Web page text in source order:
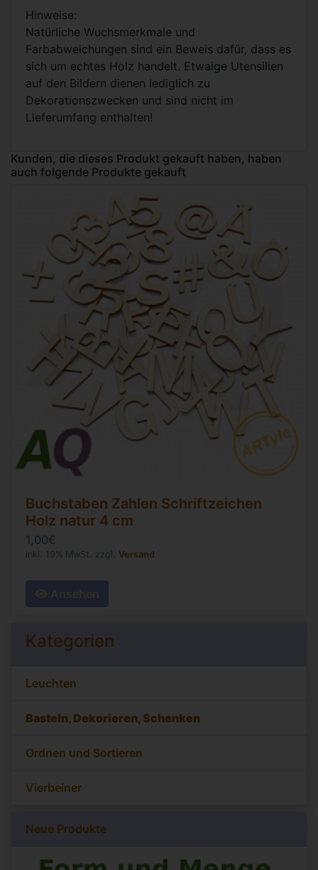
Hinweise:
Natürliche Wuchsmerkmale und
Farbabweichungen sind ein Beweis dafür, dass es
sich um echtes Holz handelt. Etwaige Utensilien
auf den Bildern dienen lediglich zu
Dekorationszwecken und sind nicht im
Lieferumfang enthalten!
Kunden, die dieses Produkt gekauft haben, haben
auch folgende Produkte gekauft
Buchstaben Zahlen Schriftzeichen
Holz natur 4 cm
1,00€
inkl. 19% MwSt. zzgl. Versand
Ansehen
Kategorien
Leuchten
Basteln, Dekorieren, Schenken
Ordnen und Sortieren
Vierbeiner
Neue Produkte